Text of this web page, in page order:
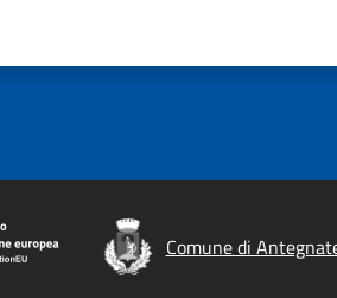
Comune di